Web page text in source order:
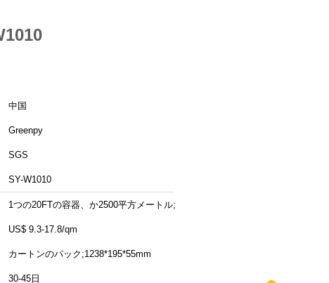
中国
Greenpy
SGS
SY-W1010
1つの20FTの容器、か2500平方メートル;
US$ 9.3-17.8/qm
カートンのパック;1238*195*55mm
30-45日